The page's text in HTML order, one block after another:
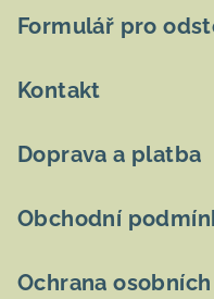
Formulář pro
Kontakt
Doprava a platba
Obchodní
Ochrana